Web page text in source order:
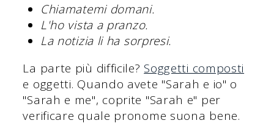
Chiamatemi domani.
L'ho vista a pranzo.
La notizia li ha sorpresi.
La parte più difficile? Soggetti composti
e oggetti. Quando avete "Sarah e io" o
"Sarah e me", coprite "Sarah e" per
verificare quale pronome suona bene.